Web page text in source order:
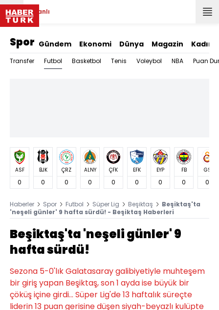
Canlı
Spor Gündem Ekonomi Dünya Magazin Kadın
Transfer Futbol Basketbol Tenis Voleybol NBA Puan
ASF
0
BJK
0
ÇRZ
0
ALNY
0
ÇFK
0
EFK
0
EYP
0
FB
0
GS
0
Haberler Spor Futbol Süper Lig Beşiktaş
Beşiktaş'ta
'neşeli günler' 9 hafta sürdü! - Beşiktaş Haberleri
Beşiktaş'ta 'neşeli günler' 9
hafta sürdü!
Sezona 5-0'lık Galatasaray galibiyetiyle muhteşem
bir giriş yapan Beşiktaş, son 1 ayda ise büyük bir
çöküş içine girdi... Süper Lig'de 13 haftalık süreçte
liderin 13 puan gerisine düşen siyah-beyazlı kulüpte